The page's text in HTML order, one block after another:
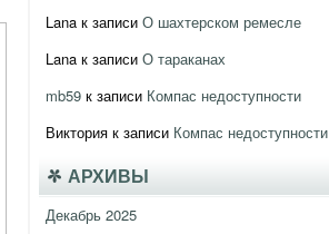
Lana к записи О шахтерском ремесле
Lana к записи О тараканах
mb59 к записи Компас недоступности
Виктория к записи Компас недоступности
АРХИВЫ
Декабрь 2025